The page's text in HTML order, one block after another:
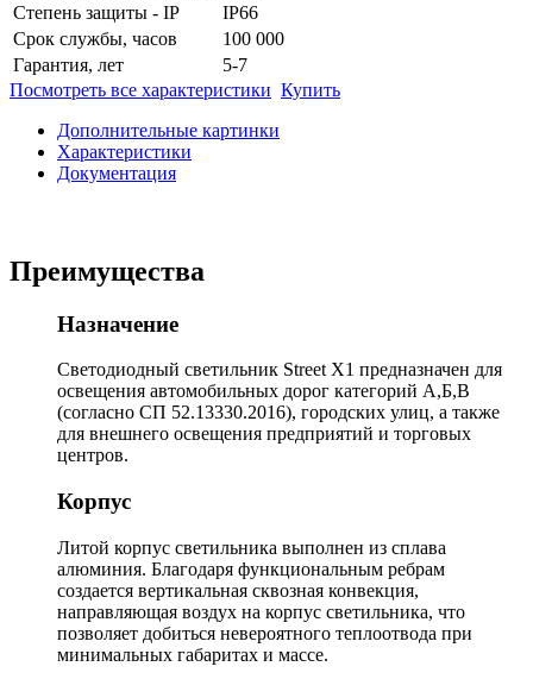
Степень защиты - IP
IP66
Срок службы, часов
100 000
Гарантия, лет
5-7
Посмотреть все характеристики Купить
Дополнительные картинки
Характеристики
Документация
Преимущества
Назначение
Светодиодный светильник Street X1 предназначен для
освещения автомобильных дорог категорий А,Б,В
(согласно СП 52.13330.2016), городских улиц, а также
для внешнего освещения предприятий и торговых
центров.
Корпус
Литой корпус светильника выполнен из сплава
алюминия. Благодаря функциональным ребрам
создается вертикальная сквозная конвекция,
направляющая воздух на корпус светильника, что
позволяет добиться невероятного теплоотвода при
минимальных габаритах и массе.